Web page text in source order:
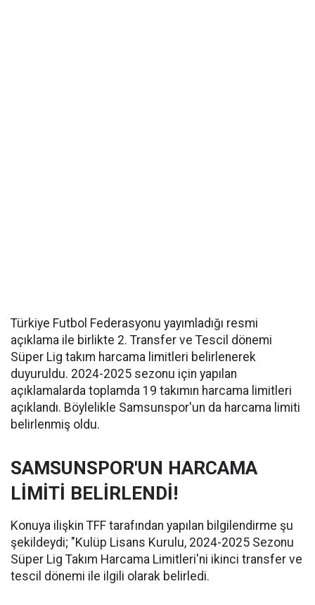
Türkiye Futbol Federasyonu yayımladığı resmi
açıklama ile birlikte 2. Transfer ve Tescil dönemi
Süper Lig takım harcama limitleri belirlenerek
duyuruldu. 2024-2025 sezonu için yapılan
açıklamalarda toplamda 19 takımın harcama limitleri
açıklandı. Böylelikle Samsunspor'un da harcama limiti
belirlenmiş oldu.
SAMSUNSPOR'UN HARCAMA
LİMİTİ BELİRLENDİ!
Konuya ilişkin TFF tarafından yapılan bilgilendirme şu
şekildeydi; "Kulüp Lisans Kurulu, 2024-2025 Sezonu
Süper Lig Takım Harcama Limitleri'ni ikinci transfer ve
tescil dönemi ile ilgili olarak belirledi.